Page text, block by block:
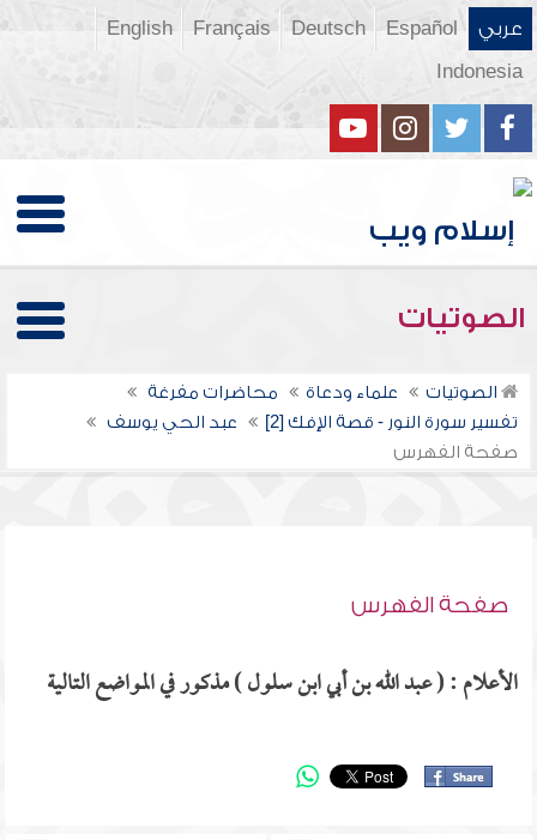
عربي Español
Deutsch
Français
English
Indonesia
الصوتيات
الصوتيات علماء ودعاة
محاضرات مفرغة
تفسير سورة النور - قصة الإفك [2]
عبد الحي يوسف
صفحة الفهرس
صفحة الفهرس
الأعلام : ( عبد الله بن أبي ابن سلول ) مذكور في المواضع التالية